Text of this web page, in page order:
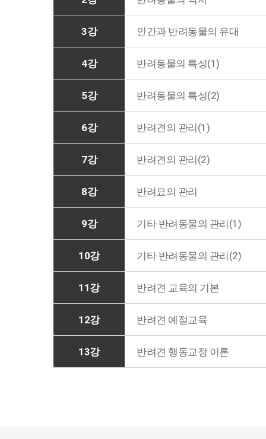
3강 인간과 반려동물의 유대
4강 반려동물의 특성(1)
5강 반려동물의 특성(2)
6강 반려견의 관리(1)
7강 반려견의 관리(2)
8강 반려묘의 관리
9강 기타 반려동물의 관리(1)
10강 기타 반려동물의 관리(2)
11강 반려견 교육의 기본
12강 반려견 예절교육
13강 반려견 행동교정 이론